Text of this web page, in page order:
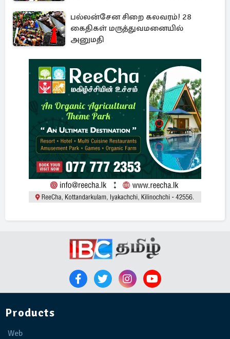
பல்லன்சேன சிறை கலவரம்! 28
கைதிகள் மருத்துவமனையில்
அனுமதி
Products
Web